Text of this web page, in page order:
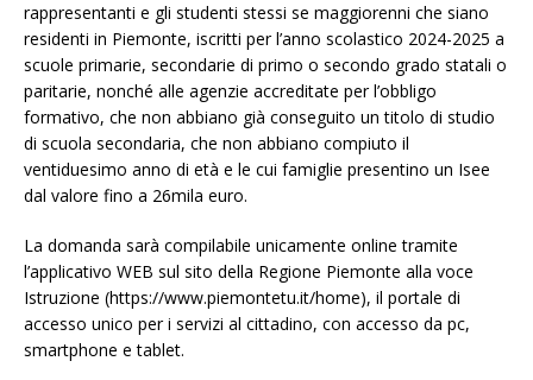
rappresentanti e gli studenti stessi se maggiorenni che siano
residenti in Piemonte, iscritti per l’anno scolastico 2024-2025 a
scuole primarie, secondarie di primo o secondo grado statali o
paritarie, nonché alle agenzie accreditate per l’obbligo
formativo, che non abbiano già conseguito un titolo di studio
di scuola secondaria, che non abbiano compiuto il
ventiduesimo anno di età e le cui famiglie presentino un Isee
dal valore fino a 26mila euro.
La domanda sarà compilabile unicamente online tramite
l’applicativo WEB sul sito della Regione Piemonte alla voce
Istruzione (https://www.piemontetu.it/home), il portale di
accesso unico per i servizi al cittadino, con accesso da pc,
smartphone e tablet.